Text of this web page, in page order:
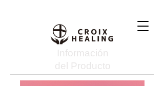
Información
del Producto